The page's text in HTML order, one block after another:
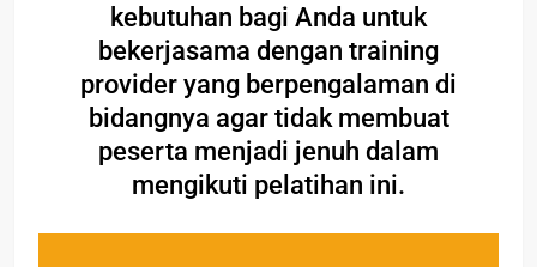
kebutuhan bagi Anda untuk
bekerjasama dengan training
provider yang berpengalaman di
bidangnya agar tidak membuat
peserta menjadi jenuh dalam
mengikuti pelatihan ini.